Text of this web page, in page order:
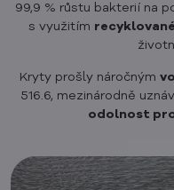
99,9 % růstu bakterií na
s využitím
Kryty prošly náročným
516.6, mezinárodně
odolnost